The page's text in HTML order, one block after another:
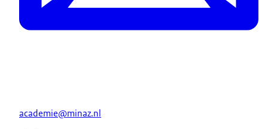
academie@minaz.nl